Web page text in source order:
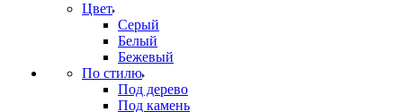
Цвет
Серый
Белый
Бежевый
По стилю
Под дерево
Под камень